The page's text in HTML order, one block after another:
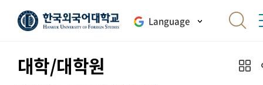
Language
대학/대학원